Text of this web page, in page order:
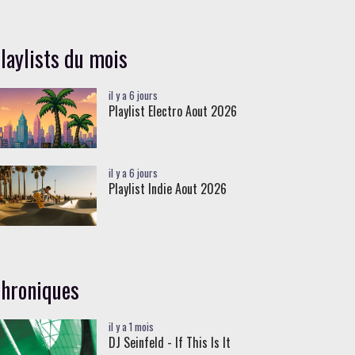
du mois
il y a 6 jours
Playlist Electro Aout 2026
il y a 6 jours
Playlist Indie Aout 2026
il y a 1 mois
DJ Seinfeld - If This Is It